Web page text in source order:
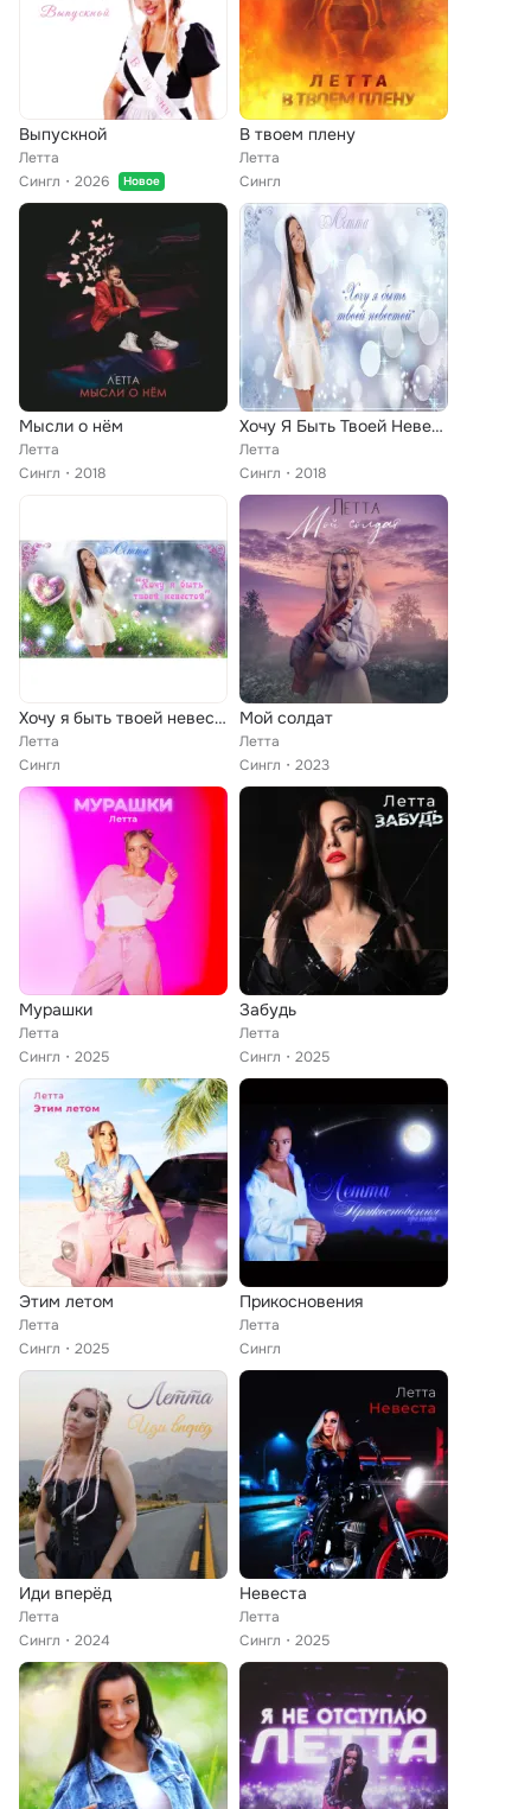
Выпускной
Летта
Сингл
2026 Новое
В твоем плену
Летта
Сингл
Мысли о нём
Летта
Сингл
2018
Хочу Я Быть Твоей Невестой
Летта
Сингл
2018
Хочу я быть твоей невестой
Летта
Сингл
Мой солдат
Летта
Сингл
2023
Мурашки
Летта
Сингл
2025
Забудь
Летта
Сингл
2025
Этим летом
Летта
Сингл
2025
Прикосновения
Летта
Сингл
Иди вперёд
Летта
Сингл
2024
Невеста
Летта
Сингл
2025